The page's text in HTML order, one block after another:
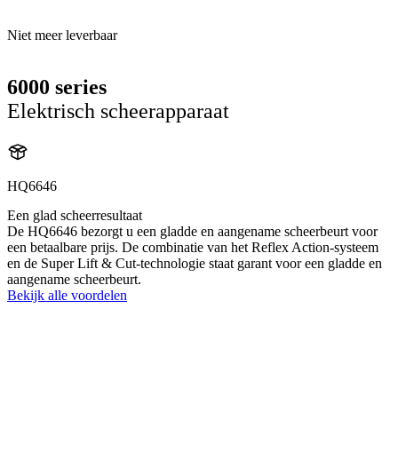
Niet meer leverbaar
6000 series
Elektrisch scheerapparaat
HQ6646
Een glad scheerresultaat
De HQ6646 bezorgt u een gladde en aangename scheerbeurt voor
een betaalbare prijs. De combinatie van het Reflex Action-systeem
en de Super Lift & Cut-technologie staat garant voor een gladde en
aangename scheerbeurt.
Bekijk alle voordelen